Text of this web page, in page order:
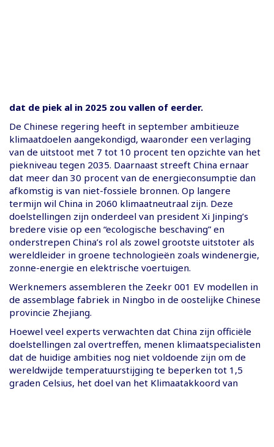
dat de piek al in 2025 zou vallen of eerder.
De Chinese regering heeft in september ambitieuze
klimaatdoelen aangekondigd, waaronder een verlaging
van de uitstoot met 7 tot 10 procent ten opzichte van het
piekniveau tegen 2035. Daarnaast streeft China ernaar
dat meer dan 30 procent van de energieconsumptie dan
afkomstig is van niet-fossiele bronnen. Op langere
termijn wil China in 2060 klimaatneutraal zijn. Deze
doelstellingen zijn onderdeel van president Xi Jinping’s
bredere visie op een “ecologische beschaving” en
onderstrepen China’s rol als zowel grootste uitstoter als
wereldleider in groene technologieën zoals windenergie,
zonne-energie en elektrische voertuigen.
Werknemers assembleren the Zeekr 001 EV modellen in
de assemblage fabriek in Ningbo in de oostelijke Chinese
provincie Zhejiang.
Hoewel veel experts verwachten dat China zijn officiële
doelstellingen zal overtreffen, menen klimaatspecialisten
dat de huidige ambities nog niet voldoende zijn om de
wereldwijde temperatuurstijging te beperken tot 1,5
graden Celsius, het doel van het Klimaatakkoord van